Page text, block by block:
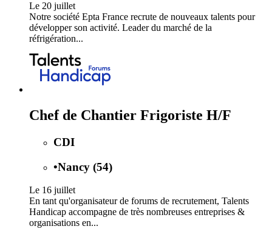
Le 20 juillet
Notre société Epta France recrute de nouveaux talents pour
développer son activité. Leader du marché de la
réfrigération...
Chef de Chantier Frigoriste H/F
CDI
•Nancy (54)
Le 16 juillet
En tant qu'organisateur de forums de recrutement, Talents
Handicap accompagne de très nombreuses entreprises &
organisations en...